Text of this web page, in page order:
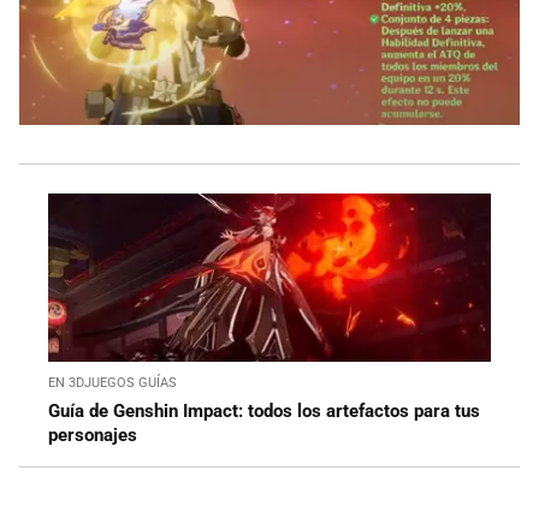
EN 3DJUEGOS GUÍAS
Guía de Genshin Impact: todos los artefactos para tus
personajes